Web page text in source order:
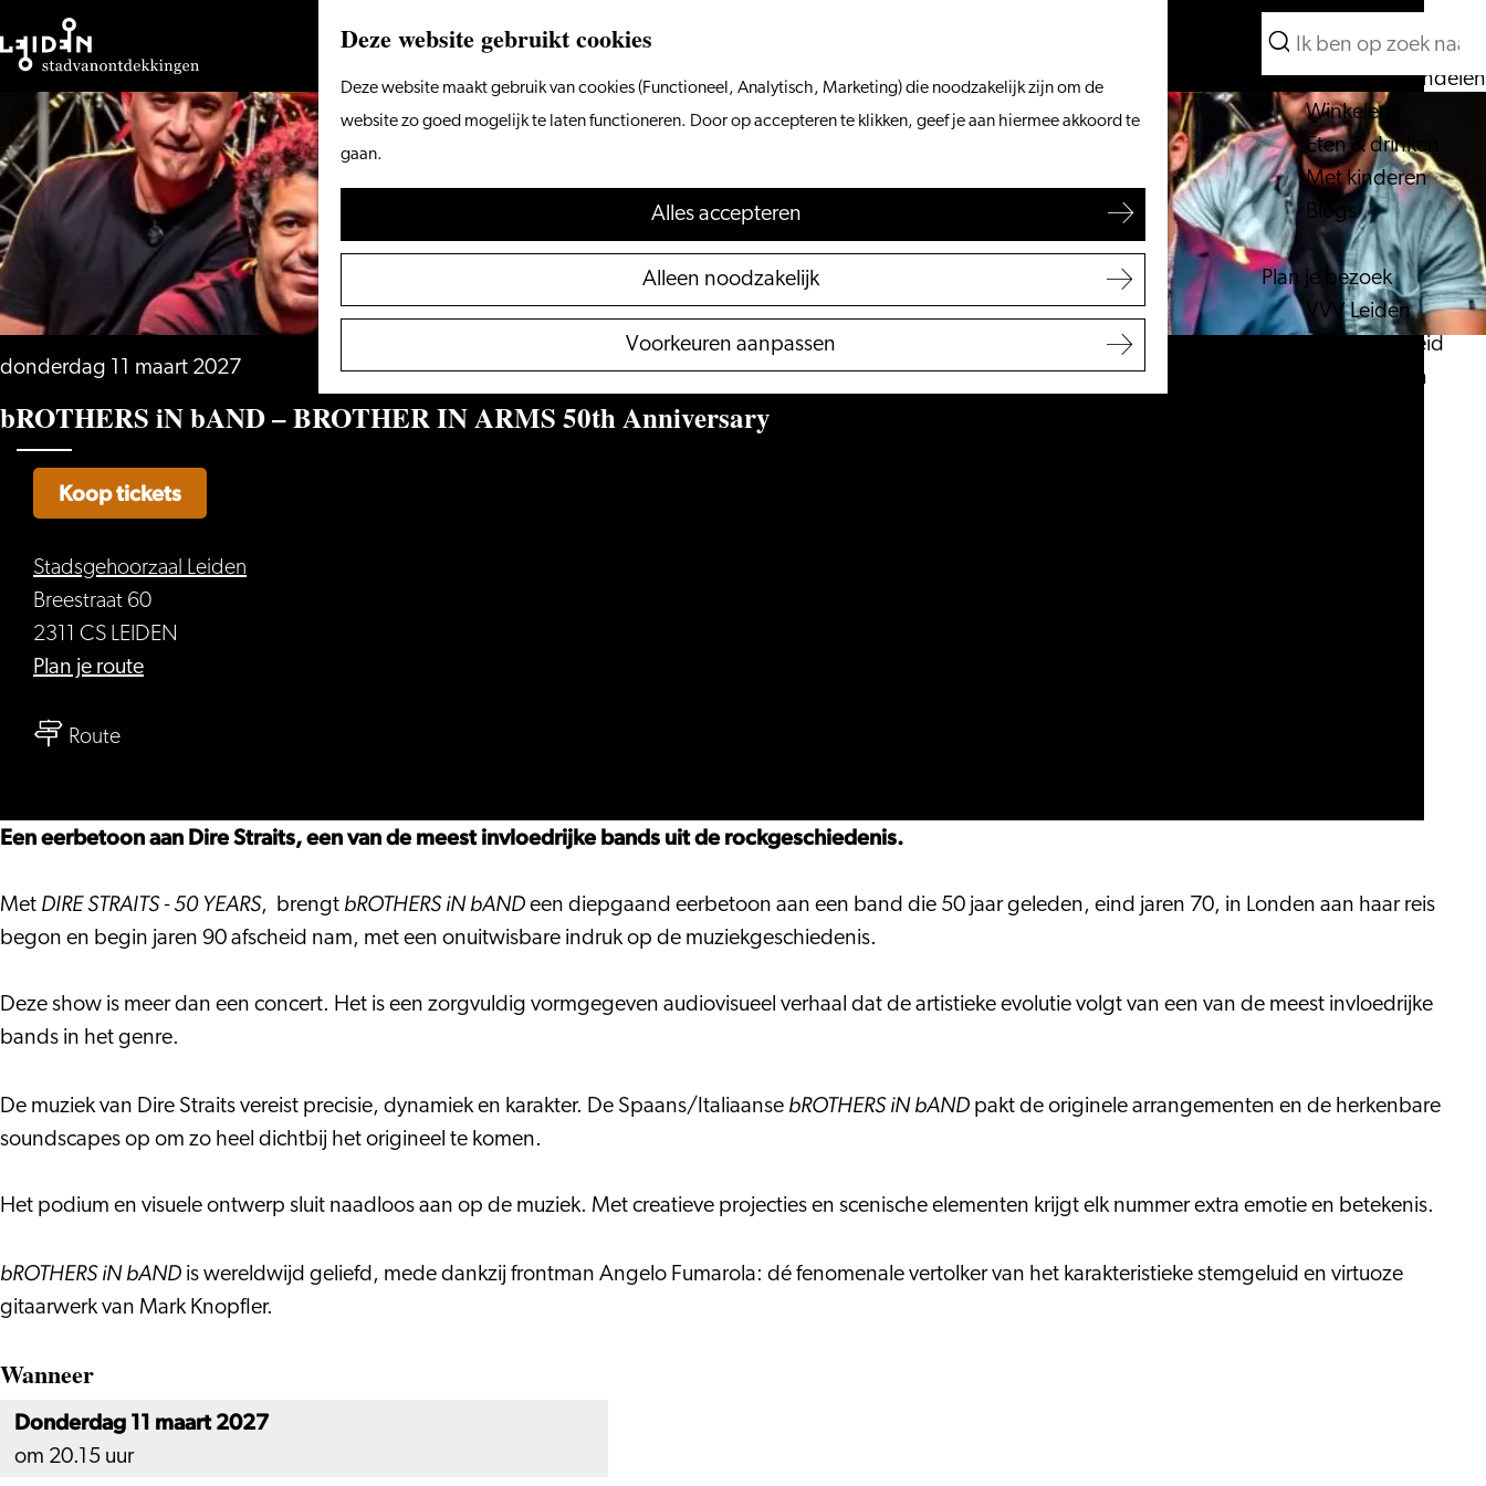
Deze website gebruikt cookies
Deze website maakt gebruik van cookies (Functioneel, Analytisch, Marketing) die noodzakelijk zijn om de
website zo goed mogelijk te laten functioneren. Door op accepteren te klikken, geef je aan hiermee akkoord te
gaan.
Alles accepteren
Alleen noodzakelijk
Voorkeuren aanpassen
naar
de
homepage
Menu
Zoeken
Wat te doen
Vanaf het water
Fietsen & wandelen
Winkelen
Eten & drinken
Met kinderen
Blogs
Plan je bezoek
VVV Leiden
Bereikbaarheid
Overnachten
Zoeken
donderdag 11 maart 2027
bROTHERS iN bAND – BROTHER IN ARMS 50th Anniversary
Stadsgehoorzaal Leiden
Breestraat 60
2311 CS LEIDEN
Plan je routenaar
BROTHER
ARMS
50th
Routenaar
bAND
BROTHER
IN
50th
Anniversary
Koop tickets
Een eerbetoon aan Dire Straits, een van de meest invloedrijke bands uit de rockgeschiedenis.
Met DIRE STRAITS - 50 YEARS, brengt bROTHERS iN bAND een diepgaand eerbetoon aan een band die 50 jaar geleden, eind jaren 70, in Londen aan haar reis
begon en begin jaren 90 afscheid nam, met een onuitwisbare indruk op de muziekgeschiedenis.
Deze show is meer dan een concert. Het is een zorgvuldig vormgegeven audiovisueel verhaal dat de artistieke evolutie volgt van een van de meest invloedrijke
bands in het genre.
De muziek van Dire Straits vereist precisie, dynamiek en karakter. De Spaans/Italiaanse bROTHERS iN bAND pakt de originele arrangementen en de herkenbare
soundscapes op om zo heel dichtbij het origineel te komen.
Het podium en visuele ontwerp sluit naadloos aan op de muziek. Met creatieve projecties en scenische elementen krijgt elk nummer extra emotie en betekenis.
bROTHERS iN bAND is wereldwijd geliefd, mede dankzij frontman Angelo Fumarola: dé fenomenale vertolker van het karakteristieke stemgeluid en virtuoze
gitaarwerk van Mark Knopfler.
Wanneer
Donderdag 11 maart 2027
om 20.15 uur